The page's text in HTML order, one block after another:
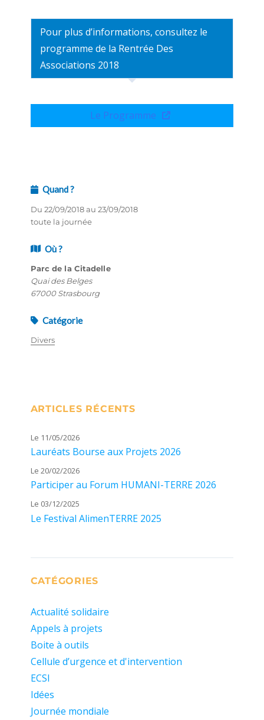
Pour plus d’informations, consultez le
programme de la Rentrée Des
Associations 2018
Le Programme
Quand ?
Du 22/09/2018 au 23/09/2018
toute la journée
Où ?
Parc de la Citadelle
Quai des Belges
67000 Strasbourg
Catégorie
Divers
ARTICLES RÉCENTS
Le 11/05/2026
Lauréats Bourse aux Projets 2026
Le 20/02/2026
Participer au Forum HUMANI-TERRE 2026
Le 03/12/2025
Le Festival AlimenTERRE 2025
CATÉGORIES
Actualité solidaire
Appels à projets
Boite à outils
Cellule d’urgence et d'intervention
ECSI
Idées
Journée mondiale